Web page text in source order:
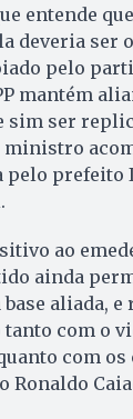
entende
deveria ser
pelo
mantém
sim ser
ministro
prefeito
ao
ainda
aliada, e
tanto com o
com